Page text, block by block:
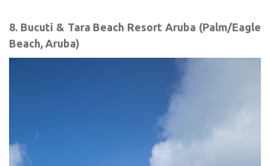
8. Bucuti & Tara Beach Resort Aruba (Palm/Eagle
Beach, Aruba)